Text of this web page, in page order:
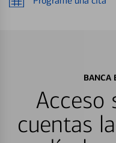
BANCA
Acceso
cuentas